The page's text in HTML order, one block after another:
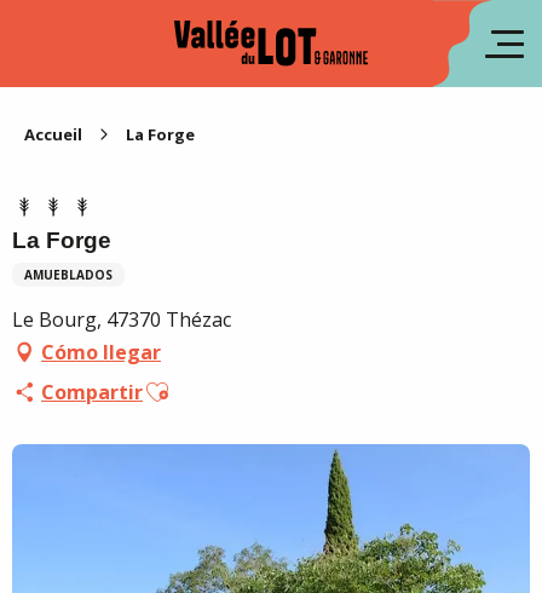
Accueil La Forge
La Forge
AMUEBLADOS
Le Bourg, 47370 Thézac
Cómo llegar
CompartirAjouter aux favoris